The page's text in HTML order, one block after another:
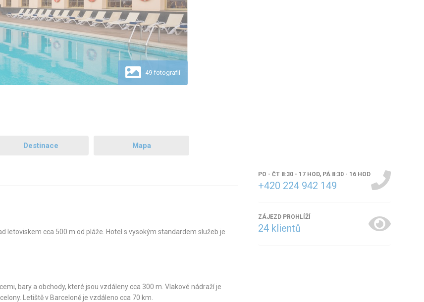
49 fotografií
Destinace Mapa
letoviskem cca 500 m od pláže. Hotel s vysokým standardem služeb je
bary a obchody, které jsou vzdáleny cca 300 m. Vlakové nádraží je
Letiště v Barceloně je vzdáleno cca 70 km.
PO - ČT 8:30 - 17 HOD, PÁ 8:30 - 16 HOD
+420 224 942 149
ZÁJEZD PROHLÍŽÍ
24 klientů